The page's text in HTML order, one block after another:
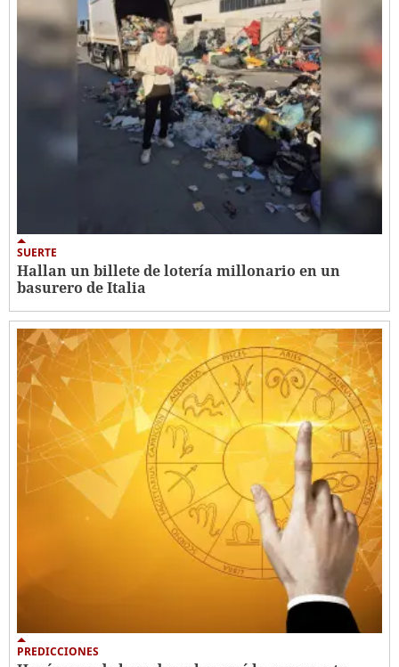
SUERTE
Hallan un billete de lotería millonario en un
basurero de Italia
PREDICCIONES